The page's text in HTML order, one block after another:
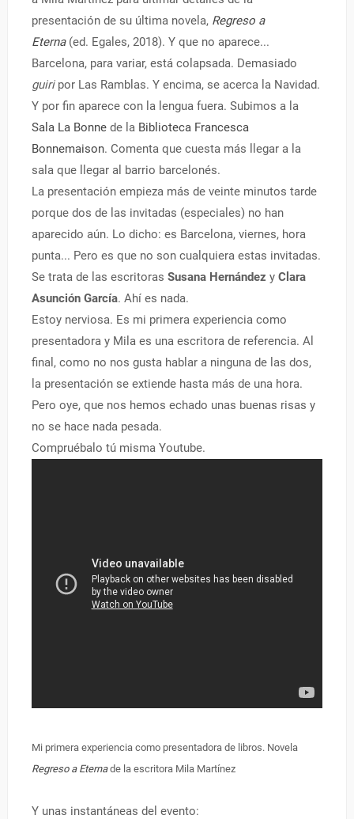
presentación de su última novela, Regreso a
Eterna(ed. Egales, 2018). Y que no aparece...
Barcelona, para variar, está colapsada. Demasiado
guiri por Las Ramblas. Y encima, se acerca la Navidad.
Y por fin aparece con la lengua fuera. Subimos a la
Sala La Bonnede la Biblioteca Francesca
Bonnemaison. Comenta que cuesta más llegar a la
sala que llegar al barrio barcelonés.
La presentación empieza más de veinte minutos tarde
porque dos de las invitadas (especiales) no han
aparecido aún. Lo dicho: es Barcelona, viernes, hora
punta... Pero es que no son cualquiera estas invitadas.
Se trata de las escritoras Susana Hernández y Clara
Asunción García. Ahí es nada.
Estoy nerviosa. Es mi primera experiencia como
presentadora y Mila es una escritora de referencia. Al
final, como no nos gusta hablar a ninguna de las dos,
la presentación se extiende hasta más de una hora.
Pero oye, que nos hemos echado unas buenas risas y
no se hace nada pesada.
Compruébalo tú misma Youtube.
Mi primera experiencia como presentadora de libros. Novela
Regreso a Eternade la escritora Mila Martínez
Y unas instantáneas del evento: